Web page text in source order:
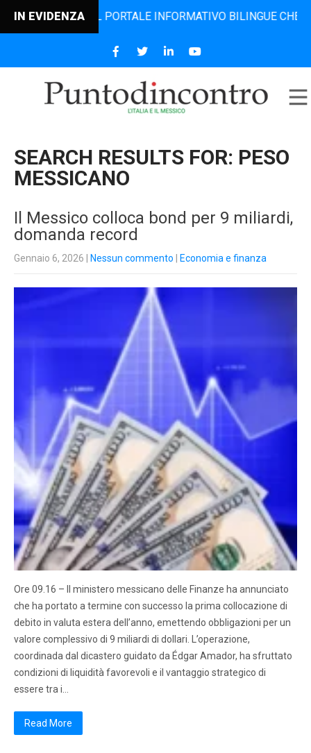
IN EVIDENZA
IL PORTALE INFORMATIVO BILINGUE CHE DAL 2006
SEARCH RESULTS FOR: PESO
MESSICANO
Il Messico colloca bond per 9 miliardi,
domanda record
Gennaio 6, 2026 Nessun commento Economia e finanza
Ore 09.16 – Il ministero messicano delle Finanze ha annunciato
che ha portato a termine con successo la prima collocazione di
debito in valuta estera dell’anno, emettendo obbligazioni per un
valore complessivo di 9 miliardi di dollari. L’operazione,
coordinada dal dicastero guidato da Édgar Amador, ha sfruttato
condizioni di liquidità favorevoli e il vantaggio strategico di
essere tra i…
Read More